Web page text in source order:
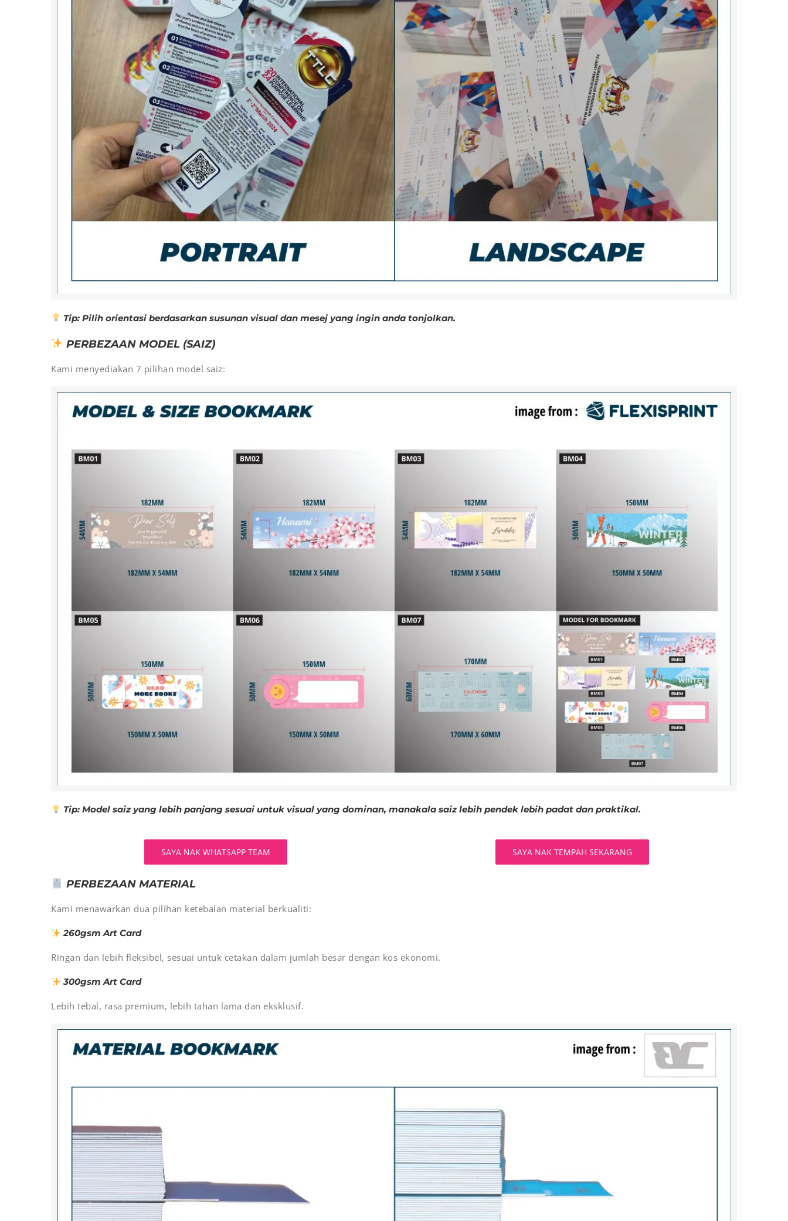
Tip: Pilih orientasi berdasarkan susunan visual dan mesej yang ingin anda tonjolkan.
PERBEZAAN MODEL (SAIZ)
Kami menyediakan 7 pilihan model saiz:
Tip: Model saiz yang lebih panjang sesuai untuk visual yang dominan, manakala saiz lebih pendek lebih padat dan praktikal.
SAYA NAK WHATSAPP TEAM SAYA NAK TEMPAH SEKARANG
PERBEZAAN MATERIAL
Kami menawarkan dua pilihan ketebalan material berkualiti:
260gsm Art Card
Ringan dan lebih fleksibel, sesuai untuk cetakan dalam jumlah besar dengan kos ekonomi.
300gsm Art Card
Lebih tebal, rasa premium, lebih tahan lama dan eksklusif.